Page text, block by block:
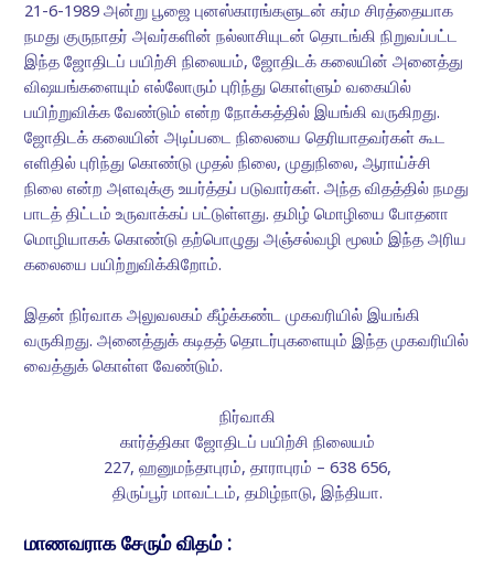
21-6-1989 அன்று பூஜை புனஸ்காரங்களுடன் கர்ம சிரத்தையாக
நமது குருநாதர் அவர்களின் நல்லாசியுடன் தொடங்கி நிறுவப்பட்ட
இந்த ஜோதிடப் பயிற்சி நிலையம், ஜோதிடக் கலையின் அனைத்து
விஷயங்களையும் எல்லோரும் புரிந்து கொள்ளும் வகையில்
பயிற்றுவிக்க வேண்டும் என்ற நோக்கத்தில் இயங்கி வருகிறது.
ஜோதிடக் கலையின் அடிப்படை நிலையை தெரியாதவர்கள் கூட
எளிதில் புரிந்து கொண்டு முதல் நிலை, முதுநிலை, ஆராய்ச்சி
நிலை என்ற அளவுக்கு உயர்த்தப் படுவார்கள். அந்த விதத்தில் நமது
பாடத் திட்டம் உருவாக்கப் பட்டுள்ளது. தமிழ் மொழியை போதனா
மொழியாகக் கொண்டு தற்பொழுது அஞ்சல்வழி மூலம் இந்த அரிய
கலையை பயிற்றுவிக்கிறோம்.
இதன் நிர்வாக அலுவலகம் கீழ்க்கண்ட முகவரியில் இயங்கி
வருகிறது. அனைத்துக் கடிதத் தொடர்புகளையும் இந்த முகவரியில்
வைத்துக் கொள்ள வேண்டும்.
நிர்வாகி
கார்த்திகா ஜோதிடப் பயிற்சி நிலையம்
227, ஹனுமந்தாபுரம், தாராபுரம் – 638 656,
திருப்பூர் மாவட்டம், தமிழ்நாடு, இந்தியா.
மாணவராக சேரும் விதம் :